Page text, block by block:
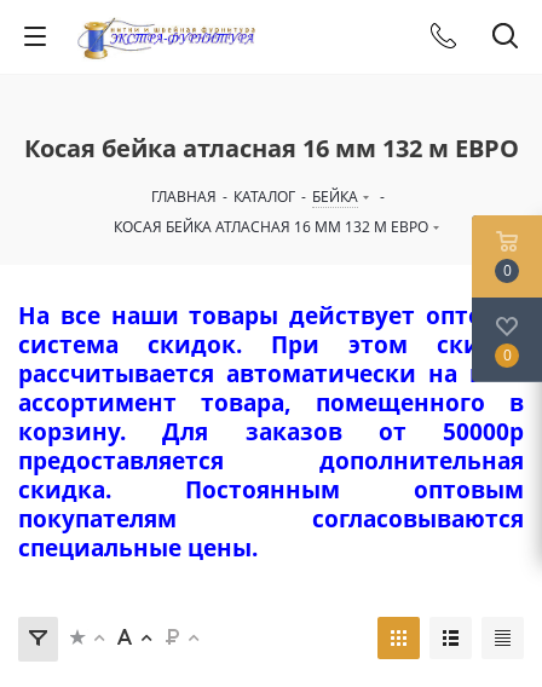
Косая бейка атласная 16 мм 132 м ЕВРО
ГЛАВНАЯ - КАТАЛОГ - БЕЙКА
-
КОСАЯ БЕЙКА АТЛАСНАЯ 16 ММ 132 М ЕВРО
На все наши товары действует оптовая
система скидок. При этом скидка
рассчитывается автоматически на весь
ассортимент товара, помещенного в
корзину. Для заказов от 50000р
предоставляется дополнительная
скидка. Постоянным оптовым
покупателям согласовываются
специальные цены.
0
0